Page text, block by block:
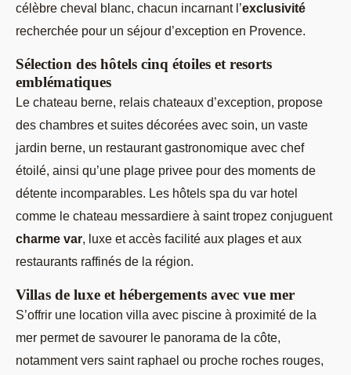
célèbre cheval blanc, chacun incarnant l’exclusivité
recherchée pour un séjour d’exception en Provence.
Sélection des hôtels cinq étoiles et resorts
emblématiques
Le chateau berne, relais chateaux d’exception, propose
des chambres et suites décorées avec soin, un vaste
jardin berne, un restaurant gastronomique avec chef
étoilé, ainsi qu’une plage privee pour des moments de
détente incomparables. Les hôtels spa du var hotel
comme le chateau messardiere à saint tropez conjuguent
charme var, luxe et accès facilité aux plages et aux
restaurants raffinés de la région.
Villas de luxe et hébergements avec vue mer
S’offrir une location villa avec piscine à proximité de la
mer permet de savourer le panorama de la côte,
notamment vers saint raphael ou proche roches rouges,